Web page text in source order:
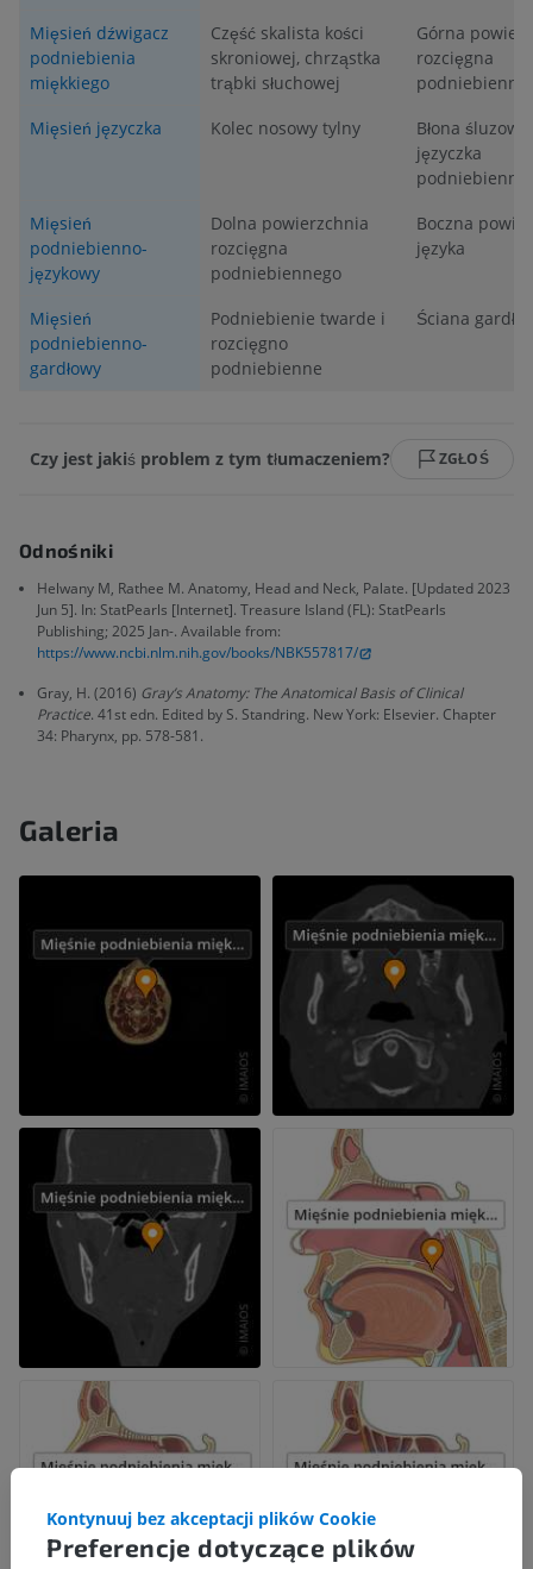
Mięsień dźwigacz
podniebienia
miękkiego
Część skalista kości
skroniowej, chrząstka
trąbki słuchowej
Górna
rozcięgna
Mięsień języczka
Kolec nosowy tylny
Błona śluzowa
języczka
Mięsień
podniebienno-
językowy
Dolna powierzchnia
rozcięgna
podniebiennego
Boczna
języka
Mięsień
podniebienno-
gardłowy
Podniebienie twarde i
rozcięgno
podniebienne
Ściana gardła
Czy jest jakiś problem z tym tłumaczeniem? ZGŁOŚ
Odnośniki
Helwany M, Rathee M. Anatomy, Head and Neck, Palate. [Updated 2023
Jun 5]. In: StatPearls [Internet]. Treasure Island (FL): StatPearls
Publishing; 2025 Jan-. Available from:
https://www.ncbi.nlm.nih.gov/books/NBK557817/
Gray, H. (2016) Gray’s Anatomy: The Anatomical Basis of Clinical
Practice. 41st edn. Edited by S. Standring. New York: Elsevier. Chapter
34: Pharynx, pp. 578-581.
Galeria
Preferencje dotyczące plików
Kontynuuj bez akceptacji plików Cookie